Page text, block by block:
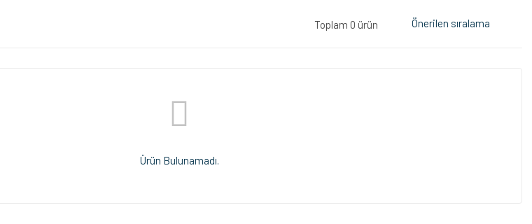
Toplam 0 ürün
Ürün Bulunamadı.